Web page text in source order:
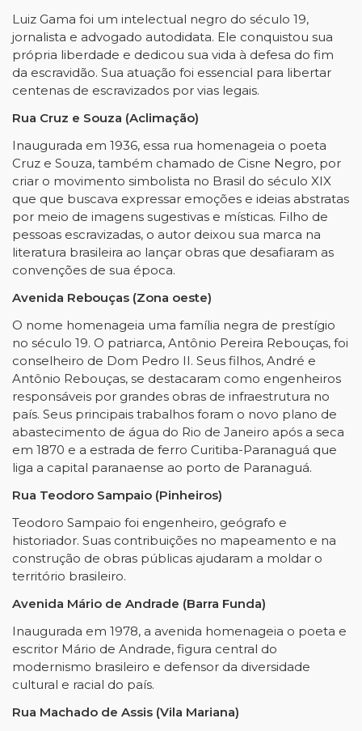
Luiz Gama foi um intelectual negro do século 19,
jornalista e advogado autodidata. Ele conquistou sua
própria liberdade e dedicou sua vida à defesa do fim
da escravidão. Sua atuação foi essencial para libertar
centenas de escravizados por vias legais.
Rua Cruz e Souza (Aclimação)
Inaugurada em 1936, essa rua homenageia o poeta
Cruz e Souza, também chamado de Cisne Negro, por
criar o movimento simbolista no Brasil do século XIX
que que buscava expressar emoções e ideias abstratas
por meio de imagens sugestivas e místicas. Filho de
pessoas escravizadas, o autor deixou sua marca na
literatura brasileira ao lançar obras que desafiaram as
convenções de sua época.
Avenida Rebouças (Zona oeste)
O nome homenageia uma família negra de prestígio
no século 19. O patriarca, Antônio Pereira Rebouças, foi
conselheiro de Dom Pedro II. Seus filhos, André e
Antônio Rebouças, se destacaram como engenheiros
responsáveis por grandes obras de infraestrutura no
país. Seus principais trabalhos foram o novo plano de
abastecimento de água do Rio de Janeiro após a seca
em 1870 e a estrada de ferro Curitiba-Paranaguá que
liga a capital paranaense ao porto de Paranaguá.
Rua Teodoro Sampaio (Pinheiros)
Teodoro Sampaio foi engenheiro, geógrafo e
historiador. Suas contribuições no mapeamento e na
construção de obras públicas ajudaram a moldar o
território brasileiro.
Avenida Mário de Andrade (Barra Funda)
Inaugurada em 1978, a avenida homenageia o poeta e
escritor Mário de Andrade, figura central do
modernismo brasileiro e defensor da diversidade
cultural e racial do país.
Rua Machado de Assis (Vila Mariana)